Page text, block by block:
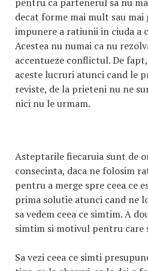
decat forme mai mult sau
impunere a ratiunii in ciuda a
Acestea nu numai ca nu
accentueze conflictul. De
aceste lucruri atunci cand le
reviste, de la prieteni nu ne
nici nu le urmam.
Asteptarile fiecaruia sunt de
consecinta, daca ne folosim
pentru a merge spre ceea ce
prima solutie atunci cand ne
sa vedem ceea ce simtim. A
simtim si motivul pentru care
Sa vezi ceea ce simti